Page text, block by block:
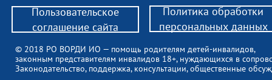
© 2018 РО ВОРДИ ИО — помощь родителям детей-инвалидов,
законным представителям инвалидов 18+, нуждающихся в
Законодательство, поддержка, консультации, общественные
Пользовательское
соглашение сайта
Политика обработки
персональных данных